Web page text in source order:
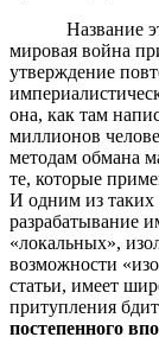
Название этой
мировая война
утверждение
она, как там
миллионов
методам обмана
те, которые
И одним из таких
разрабатывание
«локальных»,
возможности
статьи, имеет
притупления
постепенного